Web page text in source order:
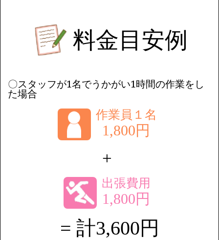
料金目安例
〇スタッフが1名でうかがい1時間の作業をし
た場合
作業員１名
1,800円
+
出張費用
1,800円
= 計3,600円